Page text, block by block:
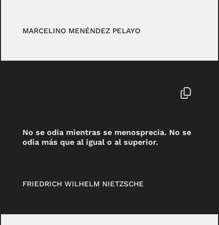
MARCELINO MENÉNDEZ PELAYO
No se odia mientras se menosprecia. No se
odia más que al igual o al superior.
FRIEDRICH WILHELM NIETZSCHE